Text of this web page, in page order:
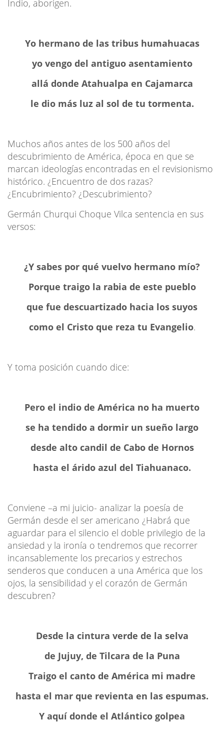
Indio, aborigen.
Yo hermano de las tribus humahuacas
yo vengo del antiguo asentamiento
allá donde Atahualpa en Cajamarca
le dio más luz al sol de tu tormenta.
Muchos años antes de los 500 años del
descubrimiento de América, época en que se
marcan ideologías encontradas en el revisionismo
histórico. ¿Encuentro de dos razas?
¿Encubrimiento? ¿Descubrimiento?
Germán Churqui Choque Vilca sentencia en sus
versos:
¿Y sabes por qué vuelvo hermano mío?
Porque traigo la rabia de este pueblo
que fue descuartizado hacia los suyos
como el Cristo que reza tu Evangelio.
Y toma posición cuando dice:
Pero el indio de América no ha muerto
se ha tendido a dormir un sueño largo
desde alto candil de Cabo de Hornos
hasta el árido azul del Tiahuanaco.
Conviene –a mi juicio- analizar la poesía de
Germán desde el ser americano ¿Habrá que
aguardar para el silencio el doble privilegio de la
ansiedad y la ironía o tendremos que recorrer
incansablemente los precarios y estrechos
senderos que conducen a una América que los
ojos, la sensibilidad y el corazón de Germán
descubren?
Desde la cintura verde de la selva
de Jujuy, de Tilcara de la Puna
Traigo el canto de América mi madre
hasta el mar que revienta en las espumas.
Y aquí donde el Atlántico golpea